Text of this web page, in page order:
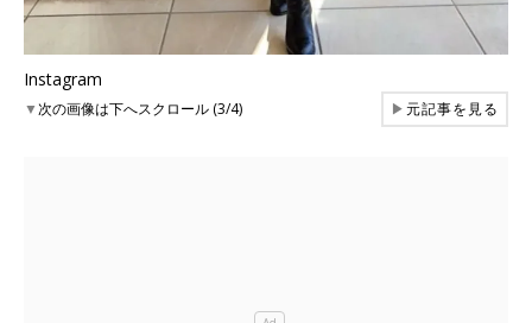
Instagram
▼次の画像は下へスクロール (3/4) ▶元記事を見る